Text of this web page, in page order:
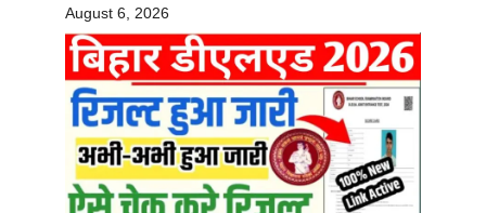
August 6, 2026